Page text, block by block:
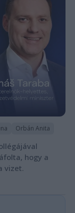
Orbán Anita
hogy a
vizet.